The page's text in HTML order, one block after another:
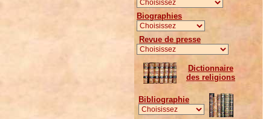
Biographies
Revue de presse
Dictionnaire
des religions
Bibliographie